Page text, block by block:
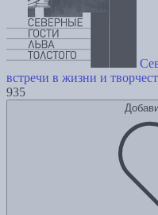
встречи в жизни и
935